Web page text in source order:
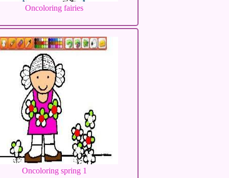
Oncoloring fairies
Oncoloring spring 1